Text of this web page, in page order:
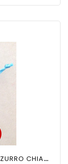
SACCHETTO BOMBONIERA 14x9.5cm AZZURRO CHIARO